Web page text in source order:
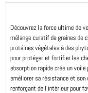
Découvrez la force ultime de
mélange curatif de graines de
protéines végétales à des
pour protéger et fortifier les
absorption rapide crée un
améliorer sa résistance et
renforçant de l'intérieur pour